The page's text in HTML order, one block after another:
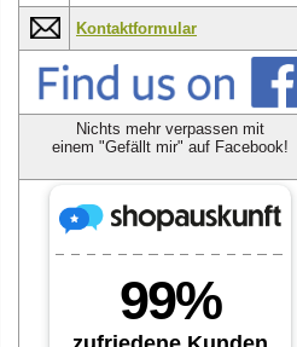
Kontaktformular
Nichts mehr verpassen mit
einem "Gefällt mir" auf Facebook!